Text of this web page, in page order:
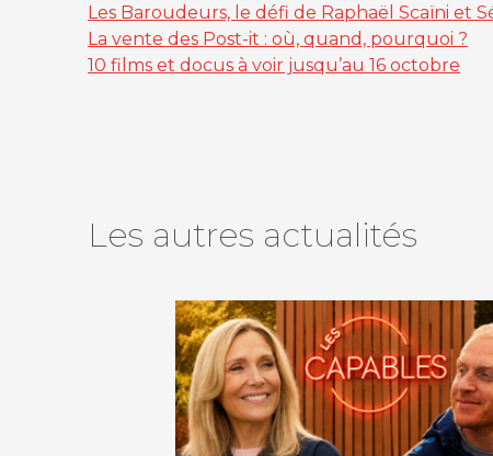
Les Baroudeurs, le défi de Raphaël Scaïni et
La vente des Post-it : où, quand, pourquoi ?
10 films et docus à voir jusqu’au 16 octobre
Les autres actualités